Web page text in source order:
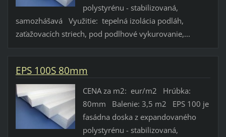
polystyrénu - stabilizovaná,
samozhášavá Využitie: tepelná izolácia podláh,
zaťažovacích striech, pod podlhové vykurovanie,...
EPS 100S 80mm
CENA za m2: eur/m2 Hrúbka:
80mm Balenie: 3,5 m2 EPS 100 je
fasádna doska z expandovaného
polystyrénu - stabilizovaná,